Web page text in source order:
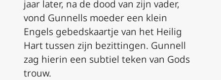
jaar later, na de dood van zijn vader,
vond Gunnells moeder een klein
Engels gebedskaartje van het Heilig
Hart tussen zijn bezittingen. Gunnell
zag hierin een subtiel teken van Gods
trouw.